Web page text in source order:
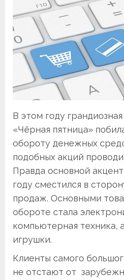
В этом году
«Чёрная пятница»
обороту денежных
подобных акций
Правда основной
году сместился в
продаж. Основными
обороте стала
компьютерная техника,
игрушки.
Клиенты самого
не отстают от